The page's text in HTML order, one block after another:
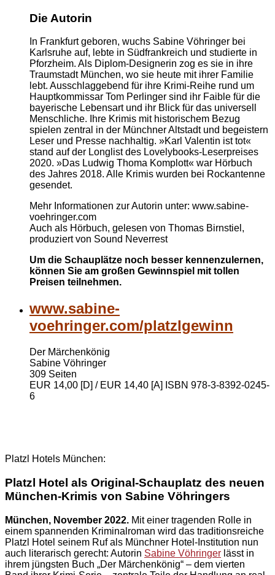
Die Autorin
In Frankfurt geboren, wuchs Sabine Vöhringer bei
Karlsruhe auf, lebte in Südfrankreich und studierte in
Pforzheim. Als Diplom-Designerin zog es sie in ihre
Traumstadt München, wo sie heute mit ihrer Familie
lebt. Ausschlaggebend für ihre Krimi-Reihe rund um
Hauptkommissar Tom Perlinger sind ihr Faible für die
bayerische Lebensart und ihr Blick für das universell
Menschliche. Ihre Krimis mit historischem Bezug
spielen zentral in der Münchner Altstadt und begeistern
Leser und Presse nachhaltig. »Karl Valentin ist tot«
stand auf der Longlist des Lovelybooks-Leserpreises
2020. »Das Ludwig Thoma Komplott« war Hörbuch
des Jahres 2018. Alle Krimis wurden bei Rockantenne
gesendet.
Mehr Informationen zur Autorin unter: www.sabine-
voehringer.com
Auch als Hörbuch, gelesen von Thomas Birnstiel,
produziert von Sound Neverrest
Um die Schauplätze noch besser kennenzulernen,
können Sie am großen Gewinnspiel mit tollen
Preisen teilnehmen.
www.sabine-
voehringer.com/platzlgewinn
Der Märchenkönig
Sabine Vöhringer
309 Seiten
EUR 14,00 [D] / EUR 14,40 [A] ISBN 978-3-8392-0245-
6
Platzl Hotels München:
Platzl Hotel als Original-Schauplatz des neuen
München-Krimis von Sabine Vöhringers
München, November 2022. Mit einer tragenden Rolle in
einem spannenden Kriminalroman wird das traditionsreiche
Platzl Hotel seinem Ruf als Münchner Hotel-Institution nun
auch literarisch gerecht: Autorin Sabine Vöhringer lässt in
ihrem jüngsten Buch „Der Märchenkönig“ – dem vierten